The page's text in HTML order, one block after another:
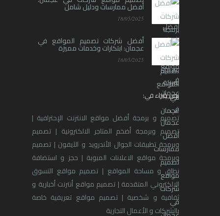
أفضل ممارسات ودليل شامل
18/05/2025
أفضل شركات تصميم المواقع في
عجمان: ابتكارات وخدمات مميزة
18/05/2025
نحن خبراء في:
تصميم و برمجة أفضل مواقع الانترنت الإحترافية |
تصميم وبرمجة أضخم المتاجر الالكترونية | تصميم
وبرمجة تطبيقات الجوال الأندرويد و الآيفون | تصميم
وبرمجة مواقع الاعلانات المبوبة | حجز و استضافة
نطاق و مساحة المواقع | تصميم مواقع التسوق
الالكتروني المتقدمة | تصميم مواقع أنترنت أخبارية و
ثقافية و شخصية | تصميم مواقع تعريفية خاصة
بالشركات و الأعمال التجارية